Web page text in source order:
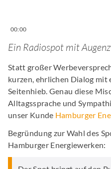
00:00
Ein Radiospot mit
Statt großer
kurzen, ehrlichen Dialog
Seitenhieb. Genau diese
Alltagssprache und
unser Kunde Hamburger
Begründung zur Wahl des
Hamburger Energiewerken: